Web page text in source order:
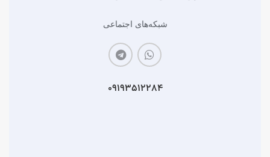
شبکه‌های اجتماعی
۰۹۱۹۳۵۱۲۲۸۴